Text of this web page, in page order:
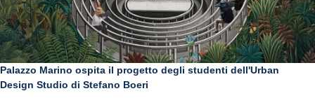
Palazzo Marino ospita il progetto degli studenti dell'Urban
Design Studio di Stefano Boeri